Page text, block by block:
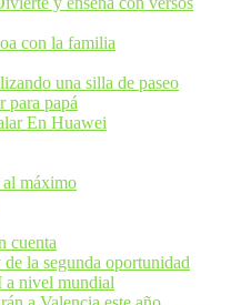
con la familia
una silla de paseo
para papá
En Huawei
máximo
cuenta
la segunda oportunidad
a nivel mundial